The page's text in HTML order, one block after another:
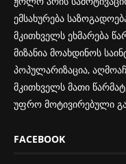
ემსახურება
მკითხველს ეხმარება
მიზანია მოახდინოს
პოპულარიზაცია,
მკითხველს მათი
უფრო მოტივირებული
FACEBOOK